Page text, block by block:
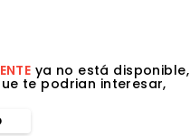
ya no está disponible,
te podrian interesar,